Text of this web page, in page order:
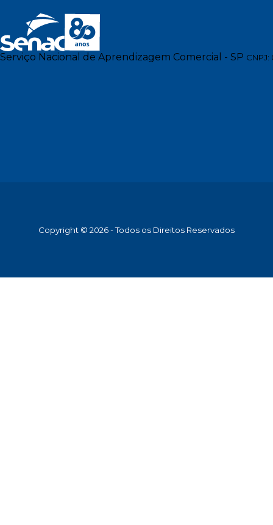
Serviço Nacional de Aprendizagem Comercial - SP
Copyright © 2026 - Todos os Direitos Reservados